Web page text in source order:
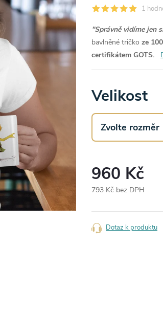
1
"Správně vidíme jen
bavlněné tričko ze
certifikátem GOTS.
Velikost
960 Kč
793 Kč bez DPH
cena:
Dotaz k produktu